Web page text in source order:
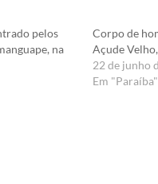
pelos
na
Corpo de
Açude
22 de junho
Em "Paraíba"